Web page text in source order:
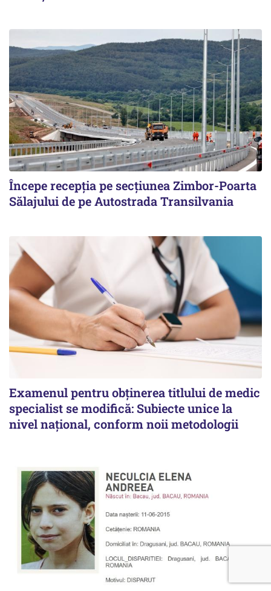
Începe recepţia pe secţiunea Zimbor-Poarta
Sălajului de pe Autostrada Transilvania
Examenul pentru obținerea titlului de medic
specialist se modifică: Subiecte unice la
nivel național, conform noii metodologii